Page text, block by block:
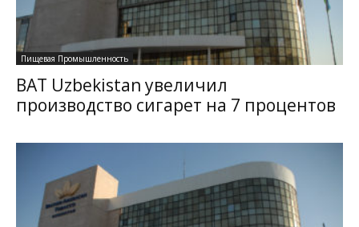
Пищевая Промышленность
BAT Uzbekistan увеличил
производство сигарет на 7 процентов